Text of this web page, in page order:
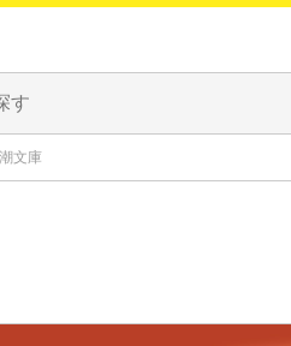
文庫